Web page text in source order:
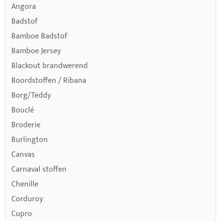
Angora
Badstof
Bamboe Badstof
Bamboe Jersey
Blackout brandwerend
Boordstoffen / Ribana
Borg/Teddy
Bouclé
Broderie
Burlington
Canvas
Carnaval stoffen
Chenille
Corduroy
Cupro